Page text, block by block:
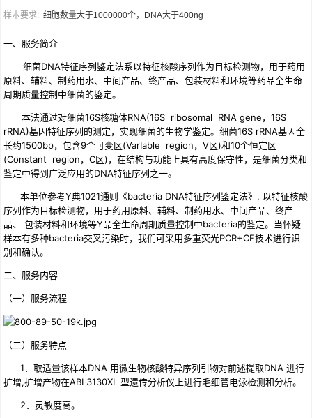
样本要求:细胞数量大于1000000个，DNA大于400ng
一、服务简介
细菌DNA特征序列鉴定法系以特征核酸序列作为目标检测物，用于药用
原料、辅料、制药用水、中间产品、终产品、包装材料和环境等药品全生命
周期质量控制中细菌的鉴定。
本法通过对细菌16S核糖体RNA(16S ribosomal RNA gene，16S
rRNA)基因特征序列的测定，实现细菌的生物学鉴定。细菌16S rRNA基因全
长约1500bp，包含9个可变区(VarIable region，V区)和10个恒定区
(Constant region，C区)，在结构与功能上具有高度保守性，是细菌分类和
鉴定中得到广泛应用的DNA特征序列之一。
本单位参考Y典1021通则《bacteria DNA特征序列鉴定法》, 以特征核酸
序列作为目标检测物，用于药用原料、辅料、制药用水、中间产品、终产
品、 包装材料和环境等Y品全生命周期质量控制中bacteria的鉴定。当怀疑
样本有多种bacteria交叉污染时，我们可采用多重荧光PCR+CE技术进行识
别和确认。
二、服务内容
（一）服务流程
（二）服务特点
1．取适量该样本DNA 用微生物核酸特异序列引物对前述提取DNA 进行
扩增,扩增产物在ABI 3130XL 型遗传分析仪上进行毛细管电泳检测和分析。
2．灵敏度高。